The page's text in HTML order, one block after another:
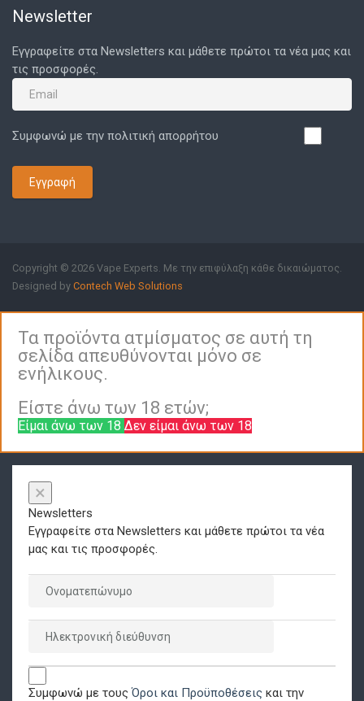
Newsletter
Εγγραφείτε στα Newsletters και μάθετε πρώτοι τα νέα μας και
τις προσφορές.
Συμφωνώ με την πολιτική απορρήτου
Εγγραφή
Copyright © 2026 Vape Experts. Με την επιφύλαξη κάθε δικαιώματος.
Designed by Contech Web Solutions
Τα προϊόντα ατμίσματος σε αυτή τη
σελίδα απευθύνονται μόνο σε
ενήλικους.
Είστε άνω των 18 ετών;
Είμαι άνω των 18 Δεν είμαι άνω των 18
×
Newsletters
Εγγραφείτε στα Newsletters και μάθετε πρώτοι τα νέα
μας και τις προσφορές.
Συμφωνώ με τουςΌροι και Προϋποθέσεις και την